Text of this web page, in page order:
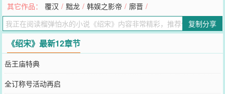
东京，河北抗金布置被全面裁撤……经过这么多努力之后，满朝文武
终于统一了思想，定下了拥护赵官家南下淮甸转扬州的辉煌抗金路
线。不过刚一启程，在亳州明道宫参拜了道祖之后，这位赵官家便一
头栽入了闻名天下的九龙井中，起来后就不认得自己心腹是谁了！朕
要抗金！可朕的心腹都在何处？！这是一个来自于九百年后灵魂的真
诚呐喊，他在无可奈何继承了大宋的名号后，更要将这个朝廷与天下
导向一条新路。故称绍宋。
您要是觉得《
绍宋
朋友推荐哦！
其它作品： 覆汉 / 黜龙 / 韩娱之影帝 / 廓晋 /
复制分享
《绍宋》最新12章节
岳王庙特典
全订称号活动再启